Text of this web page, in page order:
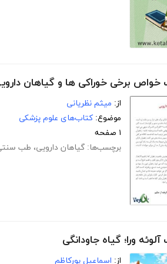
خواص برخی خوراکی ها و گیاهان
از: میثم نظریانی
موضوع: کتاب‌های علوم پزشکی
۱ صفحه
برچسب‌ها: گیاهان دارویی، طب
آلوئه ورا؛ گیاه جاودانگی
از: اسماعیل پورکاظم